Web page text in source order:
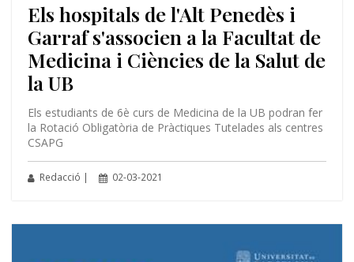
Els hospitals de l'Alt Penedès i
Garraf s'associen a la Facultat de
Medicina i Ciències de la Salut de
la UB
Els estudiants de 6è curs de Medicina de la UB podran fer
la Rotació Obligatòria de Pràctiques Tutelades als centres
CSAPG
Redacció | 02-03-2021